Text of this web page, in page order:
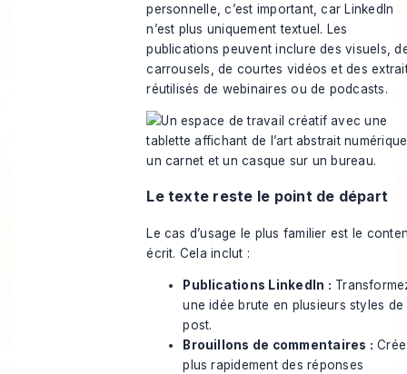
personnelle, c’est important, car LinkedIn
n’est plus uniquement textuel. Les
publications peuvent inclure des visuels,
carrousels, de courtes vidéos et des
réutilisés de webinaires ou de podcasts.
Le texte reste le point de départ
Le cas d’usage le plus familier est le
écrit. Cela inclut :
Publications LinkedIn :
une idée brute en plusieurs styles de
post.
Brouillons de commentaires :
plus rapidement des réponses